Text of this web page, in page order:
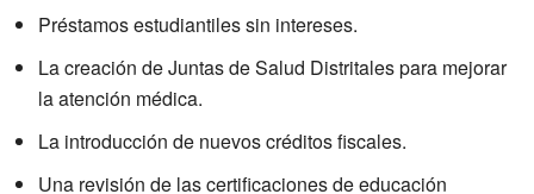
Préstamos estudiantiles sin intereses.
La creación de Juntas de Salud Distritales para mejorar
la atención médica.
La introducción de nuevos créditos fiscales.
Una revisión de las certificaciones de educación